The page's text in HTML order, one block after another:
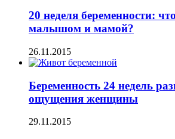
20 неделя беременности:
малышом и мамой?
26.11.2015
Беременность 24 недель
ощущения женщины
29.11.2015